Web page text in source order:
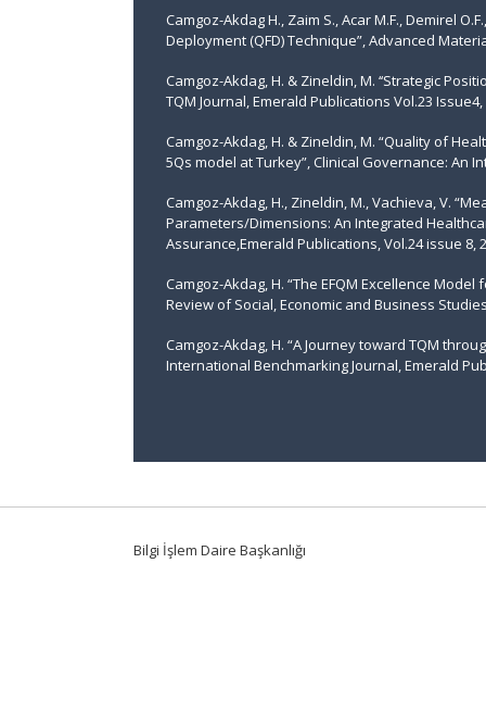
Camgoz-Akdag H., Zaim S., Acar M.F., Demirel
Deployment (QFD) Technique”, Advanced
Camgoz-Akdag, H. & Zineldin, M. ‘‘Strategic
TQM Journal, Emerald Publications Vol.23 Issue4,
Camgoz-Akdag, H. & Zineldin, M. “Quality of
5Qs model at Turkey”, Clinical Governance: An
Camgoz-Akdag, H., Zineldin, M., Vachieva, V.
Parameters/Dimensions: An Integrated
Assurance,Emerald Publications, Vol.24 issue 8,
Camgoz-Akdag, H. “The EFQM Excellence
Review of Social, Economic and Business
Camgoz-Akdag, H. “A Journey toward TQM
International Benchmarking Journal, Emerald
Bilgi İşlem Daire Başkanlığı